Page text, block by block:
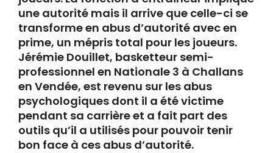
une autorité mais il arrive que celle-ci se
transforme en abus d’autorité avec en
prime, un mépris total pour les joueurs.
Jérémie Douillet, basketteur semi-
professionnel en Nationale 3 à Challans
en Vendée, est revenu sur les abus
psychologiques dont il a été victime
pendant sa carrière et a fait part des
outils qu’il a utilisés pour pouvoir tenir
bon face à ces abus d’autorité.